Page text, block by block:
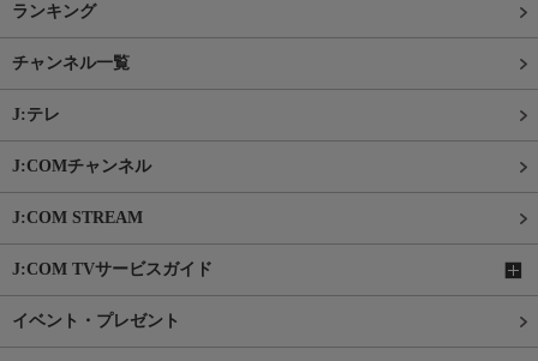
ランキング
チャンネル一覧
J:テレ
J:COMチャンネル
J:COM STREAM
J:COM TVサービスガイド
イベント・プレゼント